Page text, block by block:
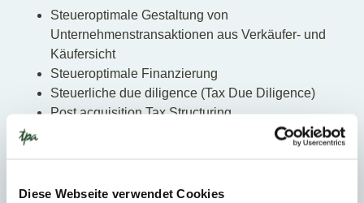
Diese Webseite verwendet Cookies
Steueroptimale Gestaltung von
Unternehmenstransaktionen aus Verkäufer- und
Käufersicht
Steueroptimale Finanzierung
Steuerliche due diligence (Tax Due Diligence)
Post acquisition Tax Structuring
Verwertung von Verlustvorträgen